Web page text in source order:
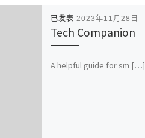
已发表 2023年11月28日
Tech Companion
A helpful guide for sm […]